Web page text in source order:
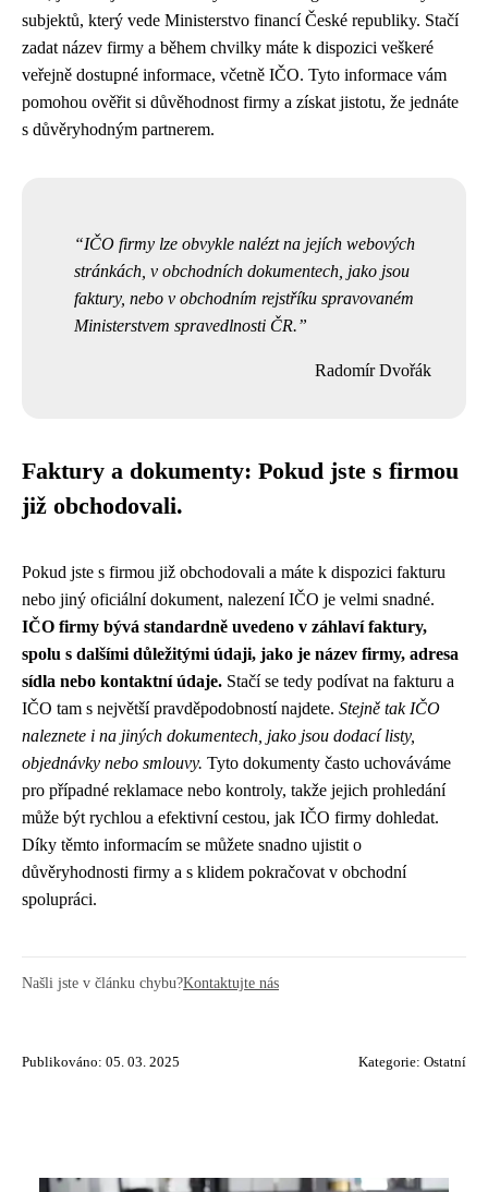
subjektů, který vede Ministerstvo financí České republiky. Stačí
zadat název firmy a během chvilky máte k dispozici veškeré
veřejně dostupné informace, včetně IČO. Tyto informace vám
pomohou ověřit si důvěhodnost firmy a získat jistotu, že jednáte
s důvěryhodným partnerem.
IČO firmy lze obvykle nalézt na jejích webových
stránkách, v obchodních dokumentech, jako jsou
faktury, nebo v obchodním rejstříku spravovaném
Ministerstvem spravedlnosti ČR.
Radomír Dvořák
Faktury a dokumenty: Pokud jste s firmou
již obchodovali.
Pokud jste s firmou již obchodovali a máte k dispozici fakturu
nebo jiný oficiální dokument, nalezení IČO je velmi snadné.
IČO firmy bývá standardně uvedeno v záhlaví faktury,
spolu s dalšími důležitými údaji, jako je název firmy, adresa
sídla nebo kontaktní údaje. Stačí se tedy podívat na fakturu a
IČO tam s největší pravděpodobností najdete. Stejně tak IČO
naleznete i na jiných dokumentech, jako jsou dodací listy,
objednávky nebo smlouvy. Tyto dokumenty často uchováváme
pro případné reklamace nebo kontroly, takže jejich prohledání
může být rychlou a efektivní cestou, jak IČO firmy dohledat.
Díky těmto informacím se můžete snadno ujistit o
důvěryhodnosti firmy a s klidem pokračovat v obchodní
spolupráci.
Našli jste v článku chybu?Kontaktujte nás
Publikováno: 05. 03. 2025 Kategorie: Ostatní